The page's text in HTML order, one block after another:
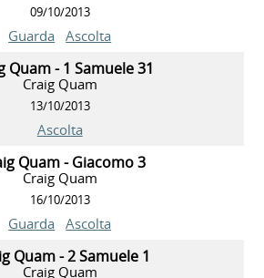
09/10/2013
Guarda Ascolta
Quam - 1 Samuele 31
Craig Quam
13/10/2013
Ascolta
Quam - Giacomo 3
Craig Quam
16/10/2013
Guarda Ascolta
Quam - 2 Samuele 1
Craig Quam